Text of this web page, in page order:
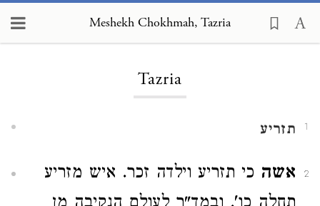
Meshekh Chokhmah, Tazria
Tazria
1 תזריע
2 אשה כי תזריע וילדה זכר. איש מזריע